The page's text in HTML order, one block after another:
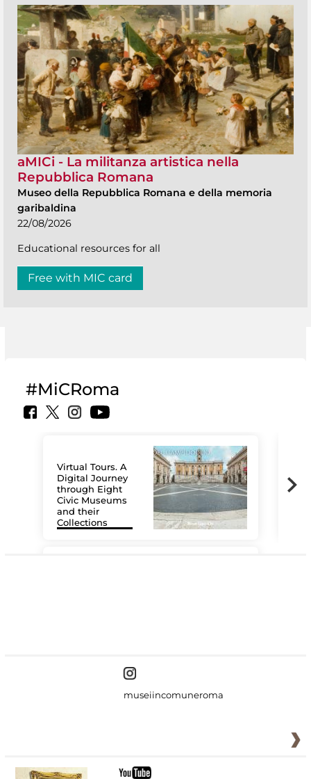
aMICi - La militanza artistica nella
Repubblica Romana
Museo della Repubblica Romana e della memoria
garibaldina
22/08/2026
Educational resources for all
Free with MIC card
#MiCRoma
Virtual Tours. A
Digital Journey
through Eight
Civic Museums
and their
Collections
museiincomuneroma